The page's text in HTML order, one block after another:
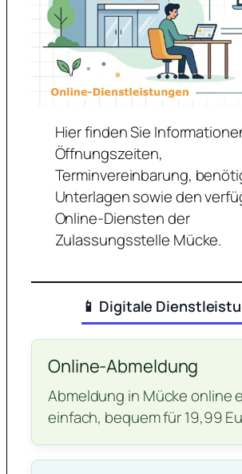
Hier finden Sie
Öffnungszeiten,
Terminvereinbarung,
Unterlagen sowie den
Online-Diensten der
Zulassungsstelle Mücke.
📱 Digitale
Online-Abmeldung
Abmeldung in Mücke online
einfach, bequem für 19,99